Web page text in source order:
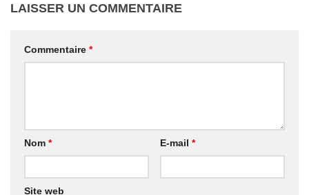
LAISSER UN COMMENTAIRE
Commentaire *
Nom * E-mail *
Site web